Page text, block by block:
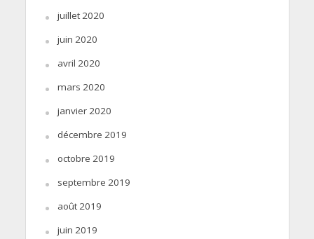
juillet 2020
juin 2020
avril 2020
mars 2020
janvier 2020
décembre 2019
octobre 2019
septembre 2019
août 2019
juin 2019